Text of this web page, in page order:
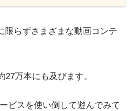
限らずさまざまな動画コンテ
万本にも及びます。
ビスを使い倒して遊んでみて